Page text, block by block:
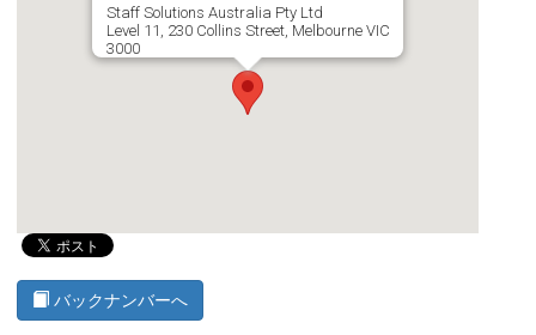
Staff Solutions Australia Pty Ltd
Level 11, 230 Collins Street, Melbourne VIC
3000
バックナンバーへ